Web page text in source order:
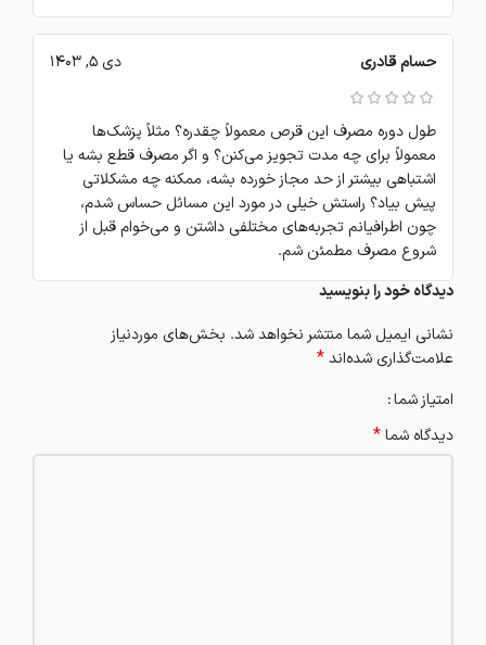
حسام قادری دی 5, 1403
طول دوره مصرف این قرص معمولاً چقدره؟ مثلاً پزشک‌ها
معمولاً برای چه مدت تجویز می‌کنن؟ و اگر مصرف قطع بشه یا
اشتباهی بیشتر از حد مجاز خورده بشه، ممکنه چه مشکلاتی
پیش بیاد؟ راستش خیلی در مورد این مسائل حساس شدم،
چون اطرافیانم تجربه‌های مختلفی داشتن و می‌خوام قبل از
شروع مصرف مطمئن شم.
دیدگاه خود را بنویسید
نشانی ایمیل شما منتشر نخواهد شد. بخش‌های موردنیاز
علامت‌گذاری شده‌اند*
امتیاز شما
دیدگاه شما*